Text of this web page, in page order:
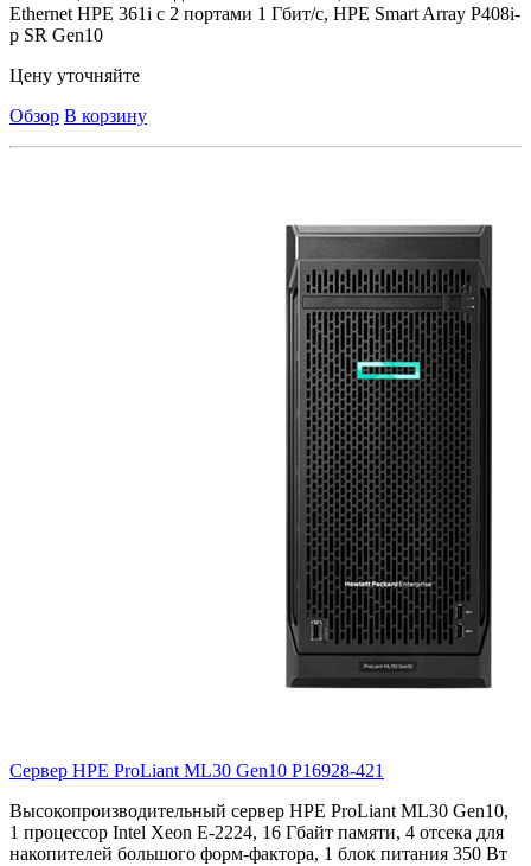
Ethernet HPE 361i с 2 портами 1 Гбит/с, HPE Smart Array P408i-
p SR Gen10
Цену уточняйте
Обзор В корзину
Сервер HPE ProLiant ML30 Gen10 P16928-421
Высокопроизводительный сервер HPE ProLiant ML30 Gen10,
1 процессор Intel Xeon E-2224, 16 Гбайт памяти, 4 отсека для
накопителей большого форм-фактора, 1 блок питания 350 Вт